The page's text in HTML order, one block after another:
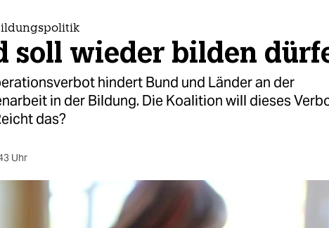
soll wieder bilden
hindert Bund und Länder an der
in der Bildung. Die Koalition will dieses
das?
Uhr